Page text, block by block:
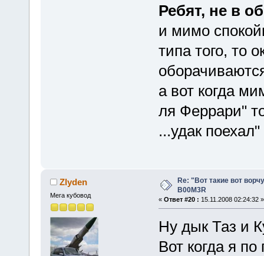
Ребят, не в
и мимо
типа того, то
а вот когда
ля Феррари"
...удак
Zlyden
Мега кубовод
Re: "Вот такие вот
B00M3R
« Ответ #20 : 15.11.2008 02:24:32 »
Ну дык Таз и
Вот когда я